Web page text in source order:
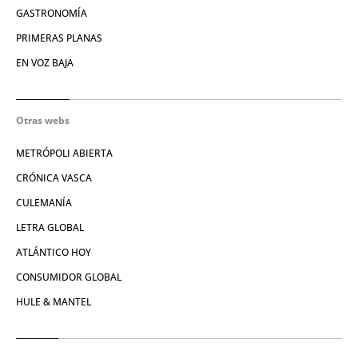
GASTRONOMÍA
PRIMERAS PLANAS
EN VOZ BAJA
Otras webs
METRÓPOLI ABIERTA
CRÓNICA VASCA
CULEMANÍA
LETRA GLOBAL
ATLÁNTICO HOY
CONSUMIDOR GLOBAL
HULE & MANTEL